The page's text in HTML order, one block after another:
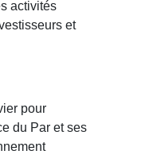
activités
et
pour
du Par et ses